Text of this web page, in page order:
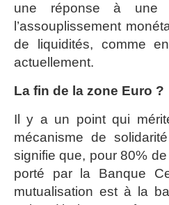
une réponse à une
l’assouplissement
de liquidités, comme
actuellement.
La fin de la zone Euro ?
Il y a un point qui
mécanisme de
signifie que, pour 80%
porté par la Banque
mutualisation est à la